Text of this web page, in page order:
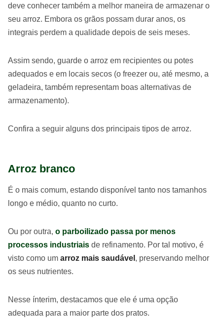
deve conhecer também a melhor maneira de armazenar o
seu arroz. Embora os grãos possam durar anos, os
integrais perdem a qualidade depois de seis meses.
Assim sendo, guarde o arroz em recipientes ou potes
adequados e em locais secos (o freezer ou, até mesmo, a
geladeira, também representam boas alternativas de
armazenamento).
Confira a seguir alguns dos principais tipos de arroz.
Arroz branco
É o mais comum, estando disponível tanto nos tamanhos
longo e médio, quanto no curto.
Ou por outra, o parboilizado passa por menos
processos industriais de refinamento. Por tal motivo, é
visto como um arroz mais saudável , preservando melhor
os seus nutrientes.
Nesse ínterim, destacamos que ele é uma opção
adequada para a maior parte dos pratos.